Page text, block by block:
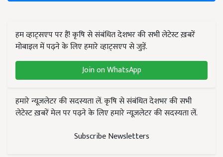
हम व्हाट्सएप पर हैं! कृषि से संबंधित देशभर की सभी लेटेस्ट ख़बरें
मोबाइल में पढ़ने के लिए हमारे व्हाट्सएप से जुड़ें.
Join on WhatsApp
हमारे न्यूज़लेटर की सदस्यता लें. कृषि से संबंधित देशभर की सभी
लेटेस्ट ख़बरें मेल पर पढ़ने के लिए हमारे न्यूज़लेटर की सदस्यता लें.
Subscribe Newsletters